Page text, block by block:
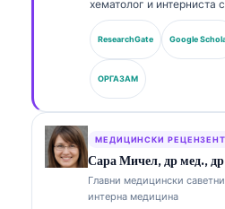
хематолог и интерниста
искуства у
анализи уз помоћ
главни медицински
пружа клинички надзор
тачношћу власничке
објавио опсежно
и лабораторијској
ResearchGate Google
ОРГАЗАМ
МЕДИЦИНСКИ РЕЦЕНЗЕНТ
Сара Мичел, др мед., др
Главни медицински
интерна медицина